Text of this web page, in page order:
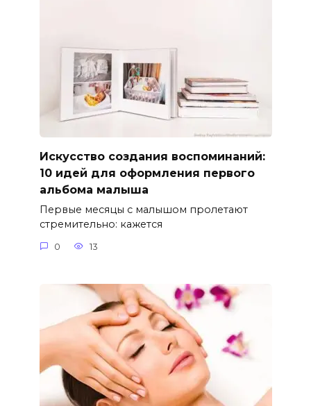
Искусство создания воспоминаний:
10 идей для оформления первого
альбома малыша
Первые месяцы с малышом пролетают
стремительно: кажется
0 13